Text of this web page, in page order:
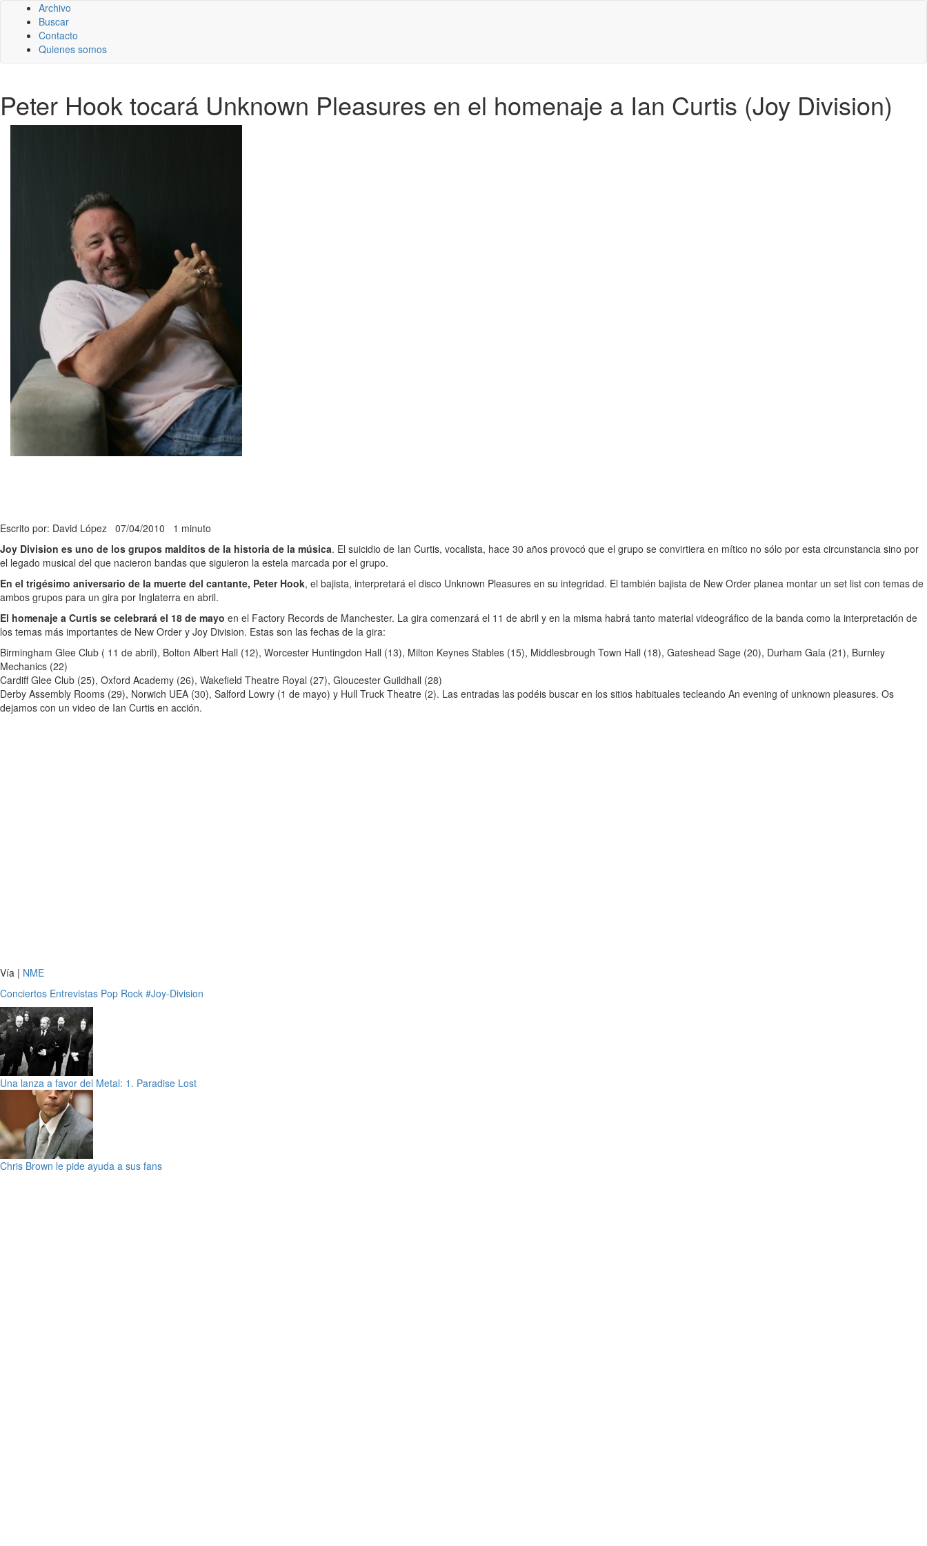
Archivo
Buscar
Contacto
Quienes somos
Peter Hook tocará Unknown Pleasures en el homenaje a Ian Curtis (Joy Division)
Escrito por: David López 07/04/2010 1 minuto
Joy Division es uno de los grupos malditos de la historia de la música. El suicidio de Ian Curtis, vocalista, hace 30 años provocó que el grupo se convirtiera en mítico no sólo por esta circunstancia sino por
el legado musical del que nacieron bandas que siguieron la estela marcada por el grupo.
En el trigésimo aniversario de la muerte del cantante, Peter Hook, el bajista, interpretará el disco Unknown Pleasures en su integridad. El también bajista de New Order planea montar un set list con temas de
ambos grupos para un gira por Inglaterra en abril.
El homenaje a Curtis se celebrará el 18 de mayo en el Factory Records de Manchester. La gira comenzará el 11 de abril y en la misma habrá tanto material videográfico de la banda como la interpretación de
los temas más importantes de New Order y Joy Division. Estas son las fechas de la gira:
Birmingham Glee Club ( 11 de abril), Bolton Albert Hall (12), Worcester Huntingdon Hall (13), Milton Keynes Stables (15), Middlesbrough Town Hall (18), Gateshead Sage (20), Durham Gala (21), Burnley
Mechanics (22)
Cardiff Glee Club (25), Oxford Academy (26), Wakefield Theatre Royal (27), Gloucester Guildhall (28)
Derby Assembly Rooms (29), Norwich UEA (30), Salford Lowry (1 de mayo) y Hull Truck Theatre (2). Las entradas las podéis buscar en los sitios habituales tecleando An evening of unknown pleasures. Os
dejamos con un video de Ian Curtis en acción.
Vía | NME
Conciertos Entrevistas Pop Rock #Joy-Division
Una lanza a favor del Metal: 1. Paradise Lost
Chris Brown le pide ayuda a sus fans